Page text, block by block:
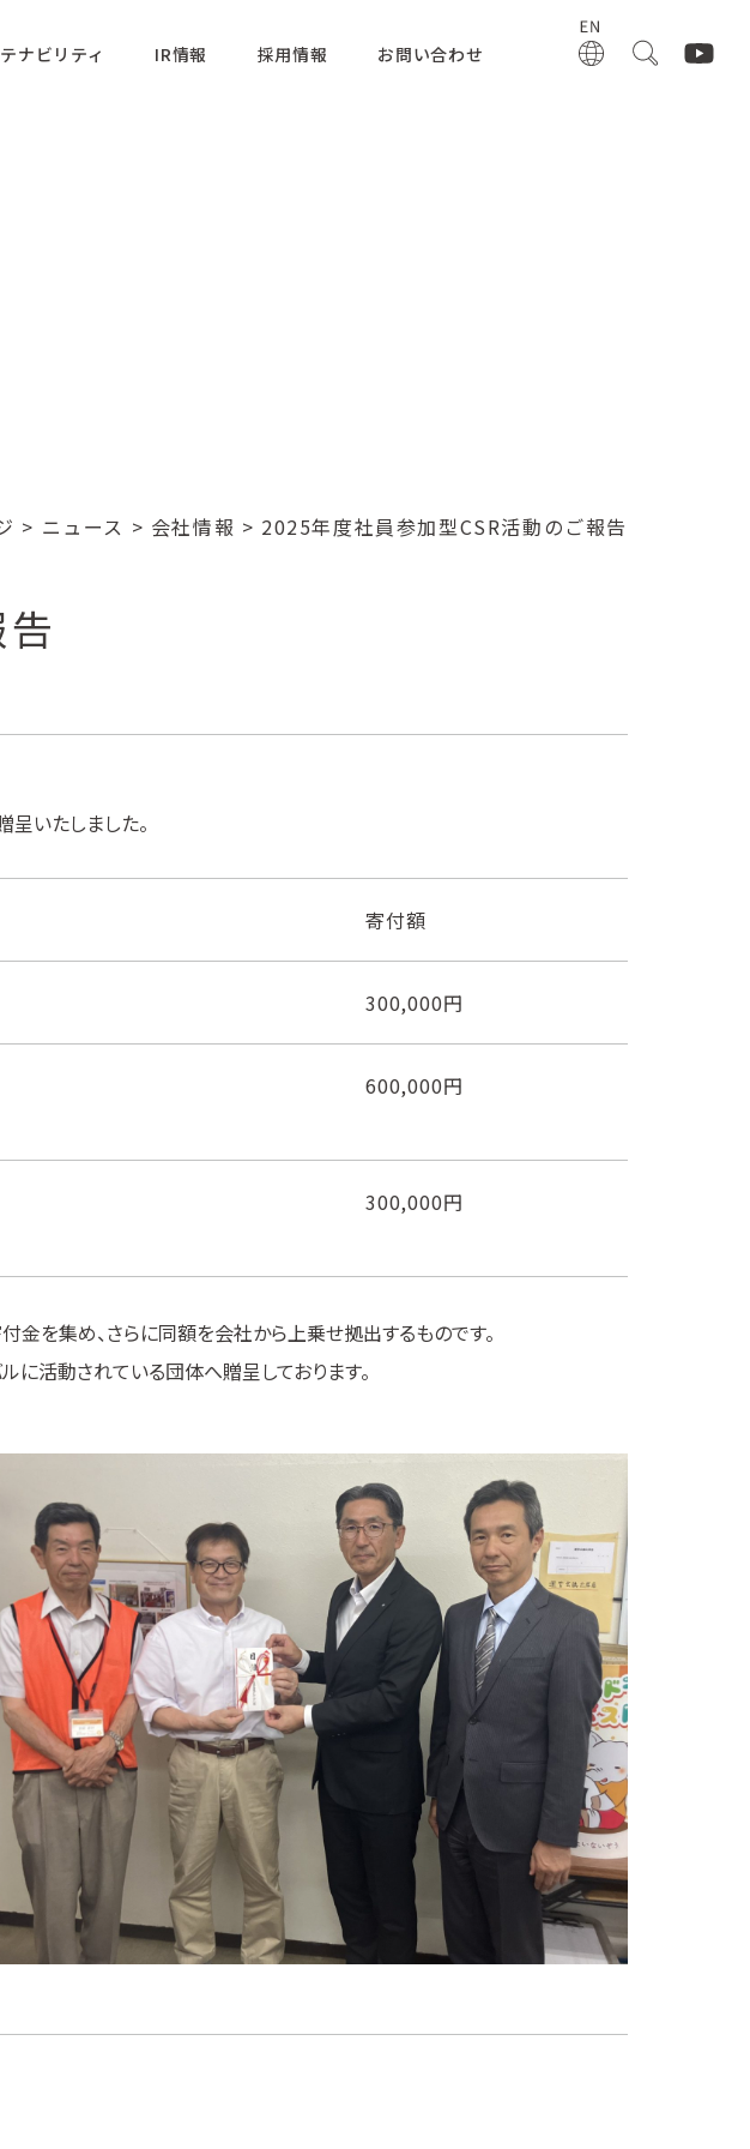
ナビリティ IR情報 採用情報 お問い合わせ
> ニュース > 会社情報 > 2025年度社員参加型CSR活動のご報告
いたしました。
寄付額
300,000円
600,000円
300,000円
を集め、さらに同額を会社から上乗せ拠出するものです。
に活動されている団体へ贈呈しております。